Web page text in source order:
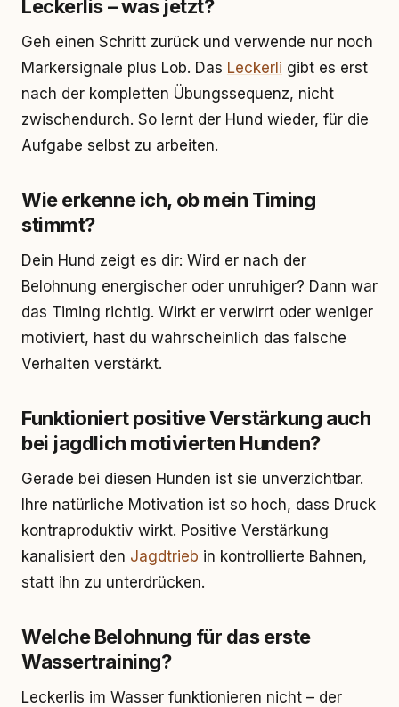
Leckerlis – was jetzt?
Geh einen Schritt zurück und verwende nur noch
Markersignale plus Lob. Das Leckerli gibt es erst
nach der kompletten Übungssequenz, nicht
zwischendurch. So lernt der Hund wieder, für die
Aufgabe selbst zu arbeiten.
Wie erkenne ich, ob mein Timing
stimmt?
Dein Hund zeigt es dir: Wird er nach der
Belohnung energischer oder unruhiger? Dann war
das Timing richtig. Wirkt er verwirrt oder weniger
motiviert, hast du wahrscheinlich das falsche
Verhalten verstärkt.
Funktioniert positive Verstärkung auch
bei jagdlich motivierten Hunden?
Gerade bei diesen Hunden ist sie unverzichtbar.
Ihre natürliche Motivation ist so hoch, dass Druck
kontraproduktiv wirkt. Positive Verstärkung
kanalisiert den Jagdtrieb in kontrollierte Bahnen,
statt ihn zu unterdrücken.
Welche Belohnung für das erste
Wassertraining?
Leckerlis im Wasser funktionieren nicht – der